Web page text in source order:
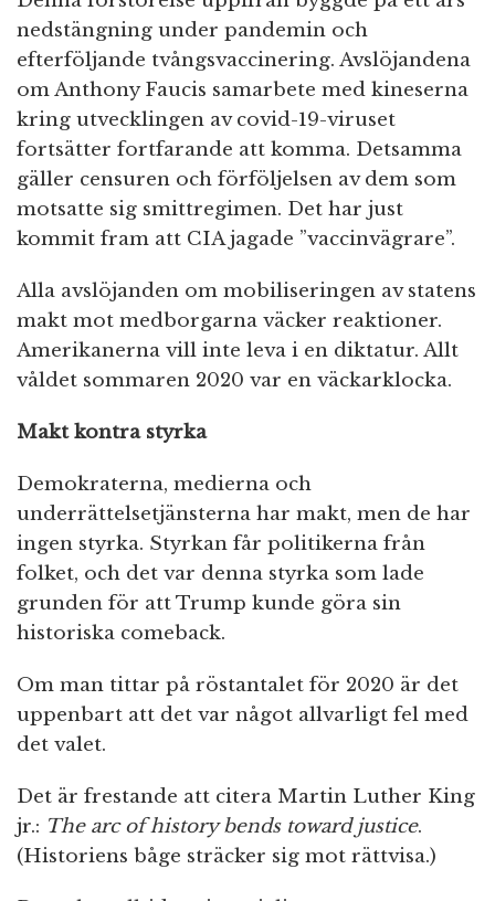
nedstängning under pandemin och
efterföljande tvångsvaccinering. Avslöjandena
om Anthony Faucis samarbete med kineserna
kring utvecklingen av covid-19-viruset
fortsätter fortfarande att komma. Detsamma
gäller censuren och förföljelsen av dem som
motsatte sig smittregimen. Det har just
kommit fram att CIA jagade ”vaccinvägrare”.
Alla avslöjanden om mobiliseringen av statens
makt mot medborgarna väcker reaktioner.
Amerikanerna vill inte leva i en diktatur. Allt
våldet sommaren 2020 var en väckarklocka.
Makt kontra styrka
Demokraterna, medierna och
underrättelsetjänsterna har makt, men de har
ingen styrka. Styrkan får politikerna från
folket, och det var denna styrka som lade
grunden för att Trump kunde göra sin
historiska comeback.
Om man tittar på röstantalet för 2020 är det
uppenbart att det var något allvarligt fel med
det valet.
Det är frestande att citera Martin Luther King
jr.: The arc of history bends toward justice.
(Historiens båge sträcker sig mot rättvisa.)